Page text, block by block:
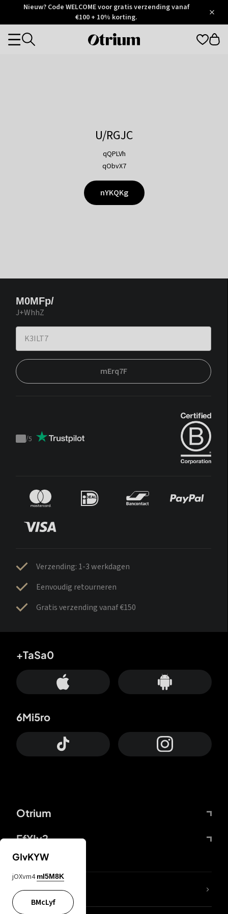
Otrium
Trustpilot
Nieuw? Code WELCOME voor gratis verzending vanaf
€100 + 10% korting.
Otrium
Categories
U/RGJC
qQPLVh
qObvX7
nYKQKg
M0MFp/
J+WhhZ
mErq7F
Trustpilot
/5
Verzending: 1-3 werkdagen
Eenvoudig retourneren
Gratis verzending vanaf €150
Otrium
FfYIy2
+TaSa0
6Mi5ro
KIjvtr
GIvKYW
jOXvm4 mI5M8K
BMcLyf